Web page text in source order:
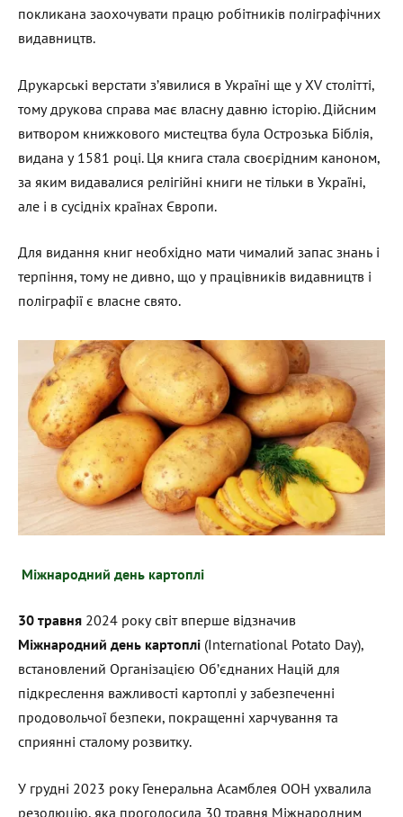
покликана заохочувати працю робітників поліграфічних
видавництв.
Друкарські верстати з’явилися в Україні ще у XV столітті,
тому друкова справа має власну давню історію. Дійсним
витвором книжкового мистецтва була Острозька Біблія,
видана у 1581 році. Ця книга стала своєрідним каноном,
за яким видавалися релігійні книги не тільки в Україні,
але і в сусідніх країнах Європи.
Для видання книг необхідно мати чималий запас знань і
терпіння, тому не дивно, що у працівників видавництв і
поліграфії є власне свято.
Міжнародний день картоплі
30 травня 2024 року світ вперше відзначив
Міжнародний день картоплі (International Potato Day),
встановлений Організацією Об’єднаних Націй для
підкреслення важливості картоплі у забезпеченні
продовольчої безпеки, покращенні харчування та
сприянні сталому розвитку.
У грудні 2023 року Генеральна Асамблея ООН ухвалила
резолюцію, яка проголосила 30 травня Міжнародним